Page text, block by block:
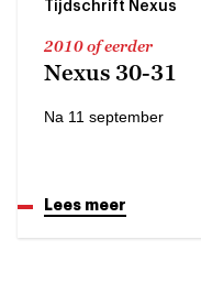
Tijdschrift Nexus
2010 of eerder
Nexus 30-31
Na 11 september
Lees meer